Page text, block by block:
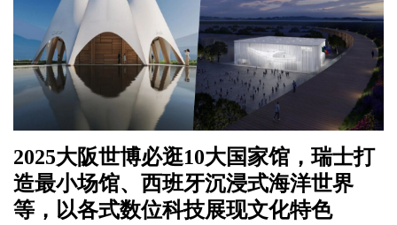
2025大阪世博必逛10大国家馆，瑞士打
造最小场馆、西班牙沉浸式海洋世界
等，以各式数位科技展现文化特色